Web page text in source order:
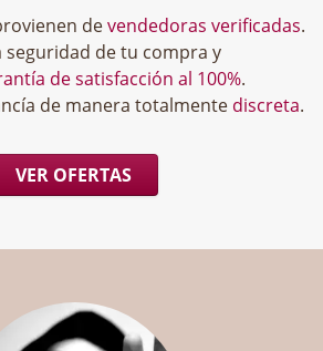
devendedoras verificadas.
seguridad de tu compra y
de satisfacción al 100%.
de manera totalmente discreta.
VER OFERTAS